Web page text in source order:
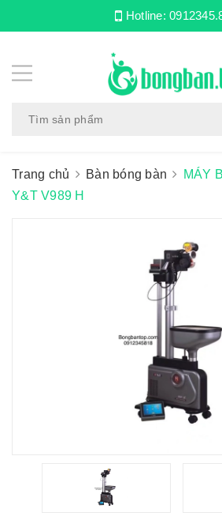
Hotline:
Trang chủ Bàn bóng bàn
MÁY
Y&T V989 H